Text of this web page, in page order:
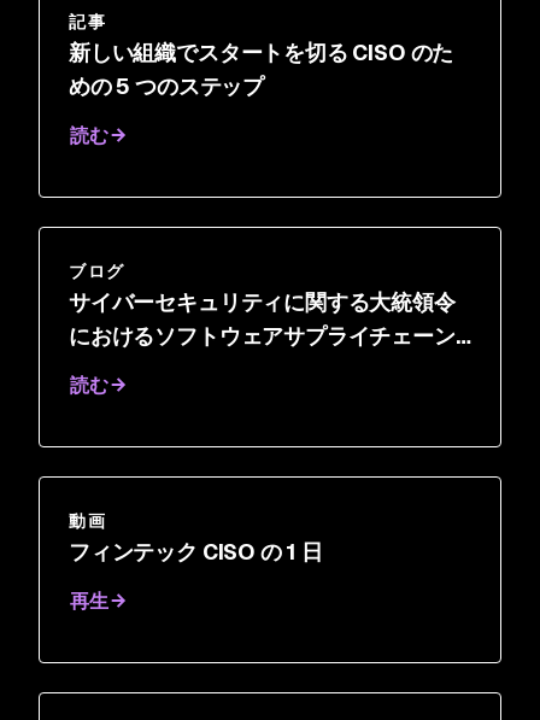
記事
新しい組織でスタートを切る CISO のた
めの 5 つのステップ
読む
ブログ
サイバーセキュリティに関する大統領令
におけるソフトウェアサプライチェーン
のセキュリティ要件を理解する
読む
動画
フィンテック CISO の 1 日
再生